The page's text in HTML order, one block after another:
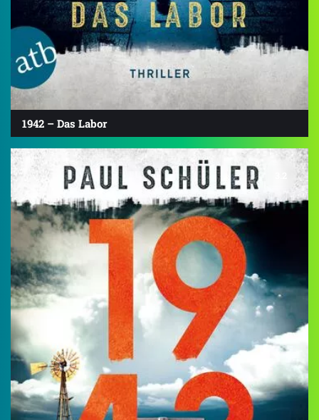
1942 – Das Labor